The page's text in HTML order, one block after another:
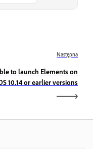
Następna
to launch Elements on
10.14 or earlier versions